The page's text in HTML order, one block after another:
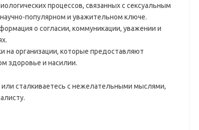
процессов, связанных с сексуальным
популярном и уважительном ключе.
о согласии, коммуникации, уважении и
на организации, которые предоставляют
здоровье и насилии.
сталкиваетесь с нежелательными мыслями,